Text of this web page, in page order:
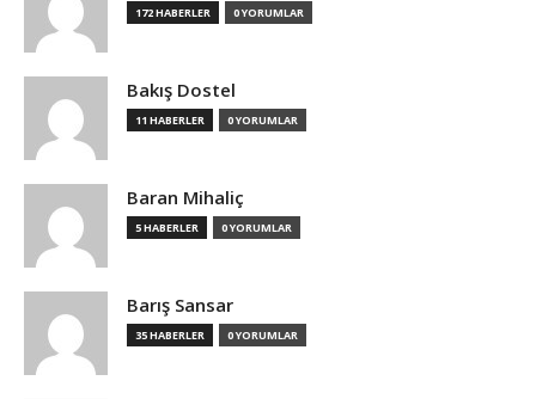
172 HABERLER 0 YORUMLAR
Bakış Dostel
11 HABERLER 0 YORUMLAR
Baran Mihaliç
5 HABERLER 0 YORUMLAR
Barış Sansar
35 HABERLER 0 YORUMLAR